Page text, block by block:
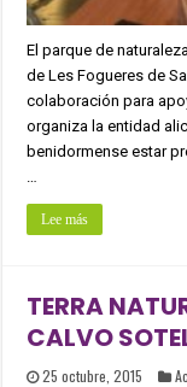
El parque de
de Les Fogueres de
colaboración para
organiza la entidad
benidormense estar
Lee más
TERRA
CALVO
25 octubre, 2015